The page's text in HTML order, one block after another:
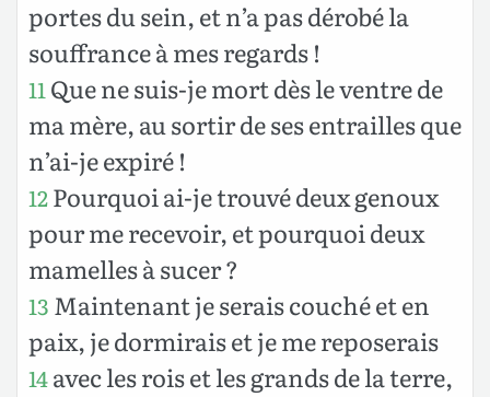
portes du sein, et n’a pas dérobé la
souffrance à mes regards !
11Que ne suis-je mort dès le ventre de
ma mère, au sortir de ses entrailles que
n’ai-je expiré !
12Pourquoi ai-je trouvé deux genoux
pour me recevoir, et pourquoi deux
mamelles à sucer ?
13 Maintenant je serais couché et en
paix, je dormirais et je me reposerais
14avec les rois et les grands de la terre,